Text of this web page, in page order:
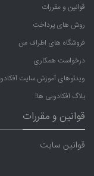
قوانین و مقررات
روش های پرداخت
فروشگاه های اطراف من
درخواست همکاری
ویدئوهای آموزش سایت آفکادو
بلاگ آفکادویی ها!
قوانین و مقررات
قوانین سایت